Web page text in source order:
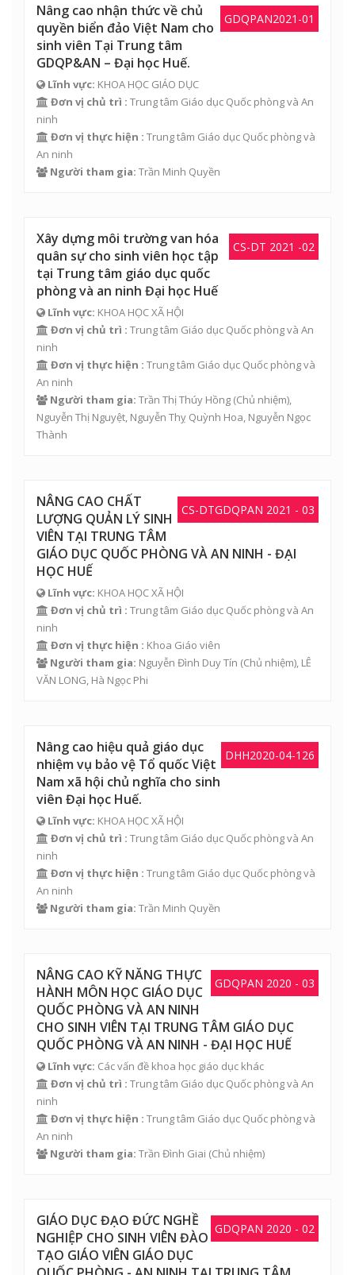
GDQPAN2021-01
Nâng cao nhận thức về chủ
quyền biển đảo Việt Nam cho
sinh viên Tại Trung tâm
GDQP&AN – Đại học Huế.
Lĩnh vực: KHOA HỌC GIÁO DỤC
Đơn vị chủ trì : Trung tâm Giáo dục Quốc phòng và An
ninh
Đơn vị thực hiện : Trung tâm Giáo dục Quốc phòng và
An ninh
Người tham gia: Trần Minh Quyền
CS-DT 2021 -02
Xây dựng môi trường van hóa
quân sự cho sinh viên học tập
tại Trung tâm giáo dục quốc
phòng và an ninh Đại học Huế
Lĩnh vực: KHOA HỌC XÃ HỘI
Đơn vị chủ trì : Trung tâm Giáo dục Quốc phòng và An
ninh
Đơn vị thực hiện : Trung tâm Giáo dục Quốc phòng và
An ninh
Người tham gia: Trần Thị Thúy Hồng (Chủ nhiệm),
Nguyễn Thị Nguyệt, Nguyễn Thỵ Quỳnh Hoa, Nguyễn Ngọc
Thành
CS-DTGDQPAN 2021 - 03
NÂNG CAO CHẤT
LƯỢNG QUẢN LÝ SINH
VIÊN TẠI TRUNG TÂM
GIÁO DỤC QUỐC PHÒNG VÀ AN NINH - ĐẠI
HỌC HUẾ
Lĩnh vực: KHOA HỌC XÃ HỘI
Đơn vị chủ trì : Trung tâm Giáo dục Quốc phòng và An
ninh
Đơn vị thực hiện : Khoa Giáo viên
Người tham gia: Nguyễn Đình Duy Tín (Chủ nhiệm), LÊ
VĂN LONG, Hà Ngọc Phi
DHH2020-04-126
Nâng cao hiệu quả giáo dục
nhiệm vụ bảo vệ Tổ quốc Việt
Nam xã hội chủ nghĩa cho sinh
viên Đại học Huế.
Lĩnh vực: KHOA HỌC XÃ HỘI
Đơn vị chủ trì : Trung tâm Giáo dục Quốc phòng và An
ninh
Đơn vị thực hiện : Trung tâm Giáo dục Quốc phòng và
An ninh
Người tham gia: Trần Minh Quyền
GDQPAN 2020 - 03
NÂNG CAO KỸ NĂNG THỰC
HÀNH MÔN HỌC GIÁO DỤC
QUỐC PHÒNG VÀ AN NINH
CHO SINH VIÊN TẠI TRUNG TÂM GIÁO DỤC
QUỐC PHÒNG VÀ AN NINH - ĐẠI HỌC HUẾ
Lĩnh vực: Các vấn đề khoa học giáo dục khác
Đơn vị chủ trì : Trung tâm Giáo dục Quốc phòng và An
ninh
Đơn vị thực hiện : Trung tâm Giáo dục Quốc phòng và
An ninh
Người tham gia: Trần Đình Giai (Chủ nhiệm)
GDQPAN 2020 - 02
GIÁO DỤC ĐẠO ĐỨC NGHỀ
NGHIỆP CHO SINH VIÊN ĐÀO
TẠO GIÁO VIÊN GIÁO DỤC